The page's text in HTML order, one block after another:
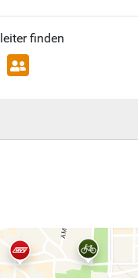
finden